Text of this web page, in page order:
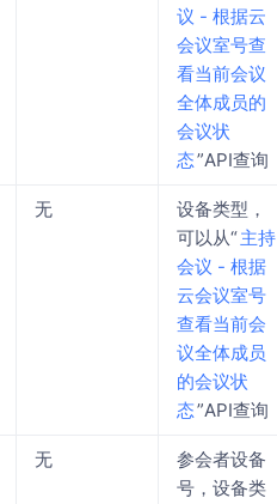
议 - 根据云
会议室号查
看当前会议
全体成员的
会议状
态”API查询
无
设备类型，
可以从“主持
会议 - 根据
云会议室号
查看当前会
议全体成员
的会议状
态”API查询
无
参会者设备
号，设备类